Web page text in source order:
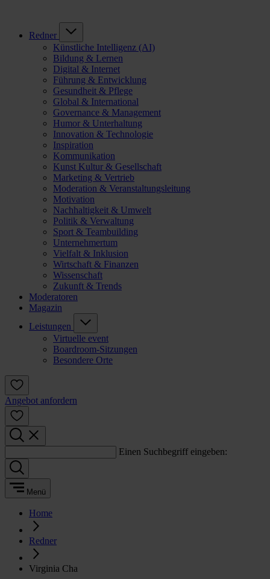
Redner
Künstliche Intelligenz (AI)
Bildung & Lernen
Digital & Internet
Führung & Entwicklung
Gesundheit & Pflege
Global & International
Governance & Management
Humor & Unterhaltung
Innovation & Technologie
Inspiration
Kommunikation
Kunst Kultur & Gesellschaft
Marketing & Vertrieb
Moderation & Veranstaltungsleitung
Motivation
Nachhaltigkeit & Umwelt
Politik & Verwaltung
Sport & Teambuilding
Unternehmertum
Vielfalt & Inklusion
Wirtschaft & Finanzen
Wissenschaft
Zukunft & Trends
Moderatoren
Magazin
Leistungen
Virtuelle event
Boardroom-Sitzungen
Besondere Orte
Angebot anfordern
Einen Suchbegriff eingeben:
Menü
Home
Redner
Virginia Cha